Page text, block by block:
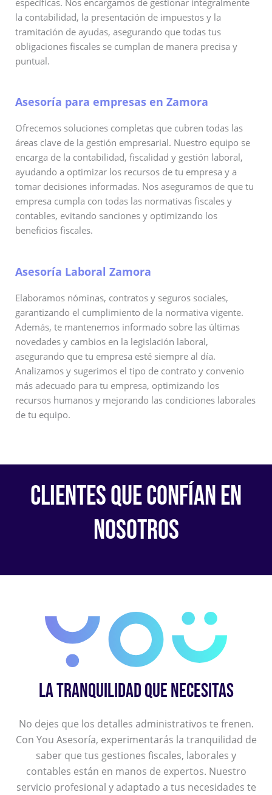
la contabilidad, la presentación de impuestos y la
tramitación de ayudas, asegurando que todas tus
obligaciones fiscales se cumplan de manera precisa y
puntual.
Asesoría para empresas en Zamora
Ofrecemos soluciones completas que cubren todas las
áreas clave de la gestión empresarial. Nuestro equipo se
encarga de la contabilidad, fiscalidad y gestión laboral,
ayudando a optimizar los recursos de tu empresa y a
tomar decisiones informadas. Nos aseguramos de que tu
empresa cumpla con todas las normativas fiscales y
contables, evitando sanciones y optimizando los
beneficios fiscales.
Asesoría Laboral Zamora
Elaboramos nóminas, contratos y seguros sociales,
garantizando el cumplimiento de la normativa vigente.
Además, te mantenemos informado sobre las últimas
novedades y cambios en la legislación laboral,
asegurando que tu empresa esté siempre al día.
Analizamos y sugerimos el tipo de contrato y convenio
más adecuado para tu empresa, optimizando los
recursos humanos y mejorando las condiciones laborales
de tu equipo.
CLIENTES QUE CONFÍAN EN
NOSOTROS
LA TRANQUILIDAD QUE NECESITAS
No dejes que los detalles administrativos te frenen.
Con You Asesoría, experimentarás la tranquilidad de
saber que tus gestiones fiscales, laborales y
contables están en manos de expertos. Nuestro
servicio profesional y adaptado a tus necesidades te